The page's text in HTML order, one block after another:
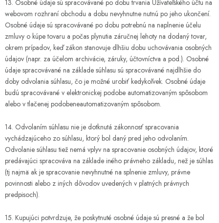
13. Osobné údaje sú spracovávané po dobu trvania Užívateľského účtu na
webovom rozhraní obchodu a dobu nevyhnutne nutnú po jeho ukončení.
Osobné údaje sú spracovávané po dobu potrebnú na naplnenie účelu
zmluvy o kúpe tovaru a počas plynutia záručnej lehoty na dodaný tovar,
okrem prípadov, keď zákon stanovuje dlhšiu dobu uchovávania osobných
údajov (napr. za účelom archivácie, záruky, účtovníctva a pod.). Osobné
údaje spracovávané na základe súhlasu sú spracovávané najdlhšie do
doby odvolania súhlasu, čo je možné urobiť kedykoľvek. Osobné údaje
budú spracovávané v elektronickej podobe automatizovaným spôsobom
alebo v tlačenej podobeneautomatizovaným spôsobom.
14. Odvolaním súhlasu nie je dotknutá zákonnosť spracovania
vychádzajúceho zo súhlasu, ktorý bol daný pred jeho odvolaním.
Odvolanie súhlasu tiež nemá vplyv na spracovanie osobných údajov, ktoré
predávajúci spracováva na základe iného právneho základu, než je súhlas
(tj najmä ak je spracovanie nevyhnutné na splnenie zmluvy, právne
povinnosti alebo z iných dôvodov uvedených v platných právnych
predpisoch).
15. Kupujúci potvrdzuje, že poskytnuté osobné údaje sú presné a že bol